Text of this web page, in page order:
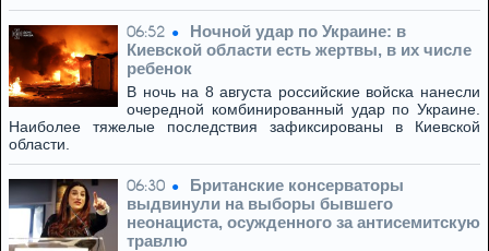
06:52
Ночной удар по Украине: в
Киевской области есть жертвы, в их числе
ребенок
В ночь на 8 августа российские войска нанесли
очередной комбинированный удар по Украине.
Наиболее тяжелые последствия зафиксированы в Киевской
области.
06:30
Британские консерваторы
выдвинули на выборы бывшего
неонациста, осужденного за антисемитскую
травлю